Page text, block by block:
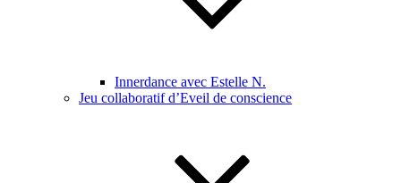
Innerdance avec Estelle N.
Jeu collaboratif d’Eveil de conscience